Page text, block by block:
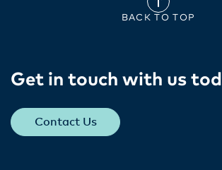
BACK TO TOP
Get in touch with us
Contact Us